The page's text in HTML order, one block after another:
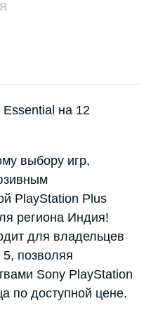
на 12
выбору игр,
PlayStation Plus
региона Индия!
для владельцев
позволяя
Sony PlayStation
по доступной цене.